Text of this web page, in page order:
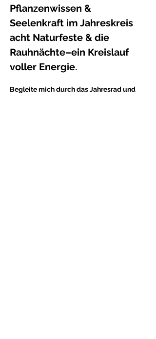
Pflanzenwissen &
Seelenkraft im Jahreskreis
acht Naturfeste & die
Rauhnächte–ein Kreislauf
voller Energie.
Begleite mich durch das Jahresrad und